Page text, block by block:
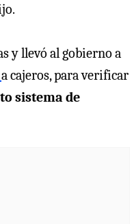
y llevó al gobierno a
a cajeros, para verificar
sistema de